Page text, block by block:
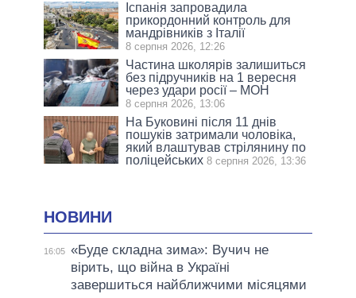
Іспанія запровадила
прикордонний контроль для
мандрівників з Італії
8 серпня 2026, 12:26
Частина школярів залишиться
без підручників на 1 вересня
через удари росії – МОН
8 серпня 2026, 13:06
На Буковині після 11 днів
пошуків затримали чоловіка,
який влаштував стрілянину по
поліцейських 8 серпня 2026, 13:36
НОВИНИ
16:05 «Буде складна зима»: Вучич не
вірить, що війна в Україні
завершиться найближчими місяцями